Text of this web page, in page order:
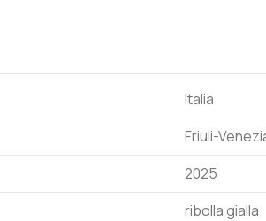
Italia
Friuli-
2025
ribolla gialla